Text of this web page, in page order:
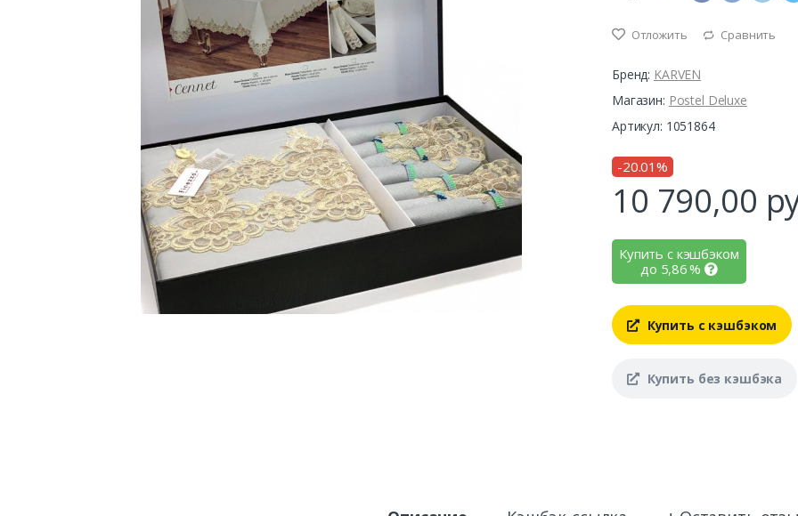
Отложить Сравнить
Бренд: KARVEN
Магазин: Postel Deluxe
Артикул: 1051864
-20.01%
10 790,00
Купить с кэшбэком
до 5,86%
Купить с кэшбэком
Купить без кэшбэка